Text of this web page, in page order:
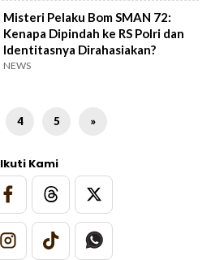
Misteri Pelaku Bom SMAN 72:
Kenapa Dipindah ke RS Polri dan
Identitasnya Dirahasiakan?
NEWS
4 5 »
Ikuti Kami